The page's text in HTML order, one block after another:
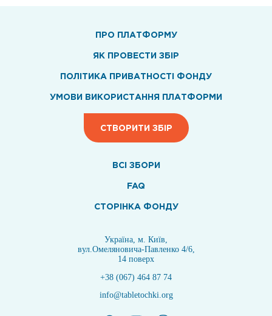
ПРО ПЛАТФОРМУ
ЯК ПРОВЕСТИ ЗБІР
ПОЛІТИКА ПРИВАТНОСТІ ФОНДУ
УМОВИ ВИКОРИСТАННЯ ПЛАТФОРМИ
СТВОРИТИ ЗБІР
ВСI ЗБОРИ
FAQ
СТОРІНКА ФОНДУ
Україна, м. Київ,
вул.Омеляновича-Павленко 4/6,
14 поверх
+38 (067) 464 87 74
info@tabletochki.org